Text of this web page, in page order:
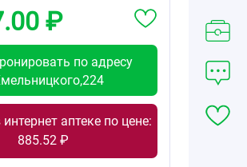
от795.00
₽
по адресу
аптеке по цене:
885.52 ₽